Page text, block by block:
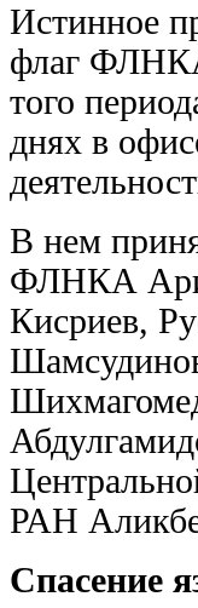
Истинное
флаг
того
днях в
В нем
ФЛНКА
Кисриев,
РАН
Спасение